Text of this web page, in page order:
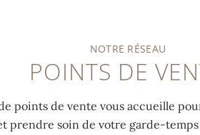
NOTRE RÉSEAU
POINTS DE
points de vente vous accueille
prendre soin de votre garde-